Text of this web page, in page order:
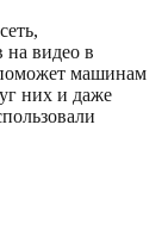
на видео в
машинам
них и даже